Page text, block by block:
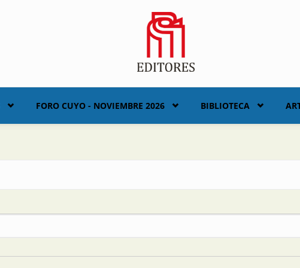
FORO CUYO - NOVIEMBRE 2026 BIBLIOTECA